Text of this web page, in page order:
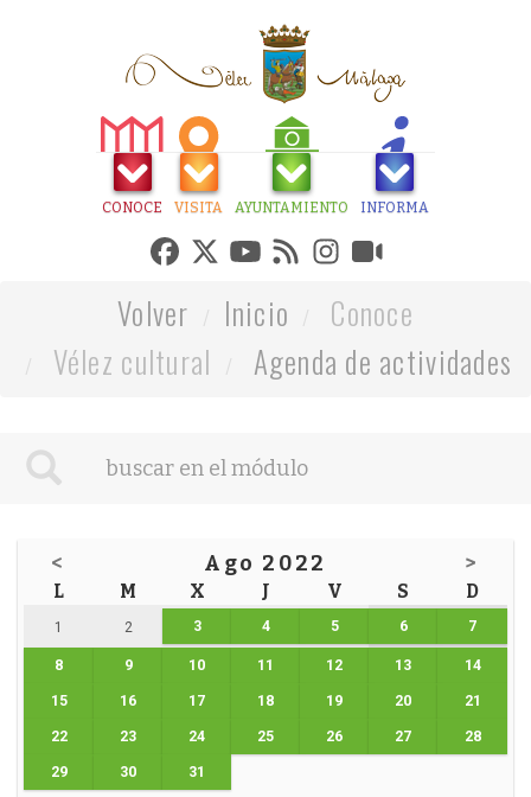
CONOCE VISITA AYUNTAMIENTO INFORMA
Volver Inicio
Conoce
Vélez cultural
Agenda de actividades
< Ago 2022 >
L M X J V S D
1 2 3 4 5 6 7
8 9 10 11 12 13 14
15 16 17 18 19 20 21
22 23 24 25 26 27 28
29 30 31